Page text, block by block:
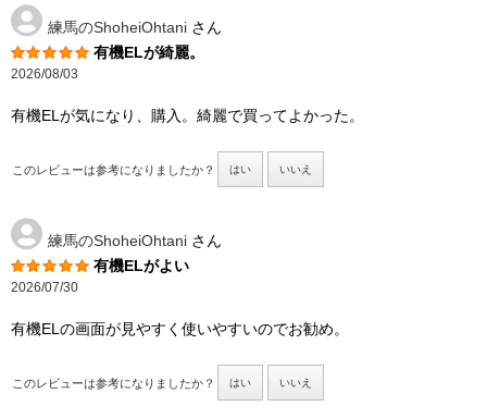
練馬のShoheiOhtani さん
有機ELが綺麗。
2026/08/03
有機ELが気になり、購入。綺麗で買ってよかった。
このレビューは参考になりましたか？ はい いいえ
練馬のShoheiOhtani さん
有機ELがよい
2026/07/30
有機ELの画面が見やすく使いやすいのでお勧め。
このレビューは参考になりましたか？ はい いいえ